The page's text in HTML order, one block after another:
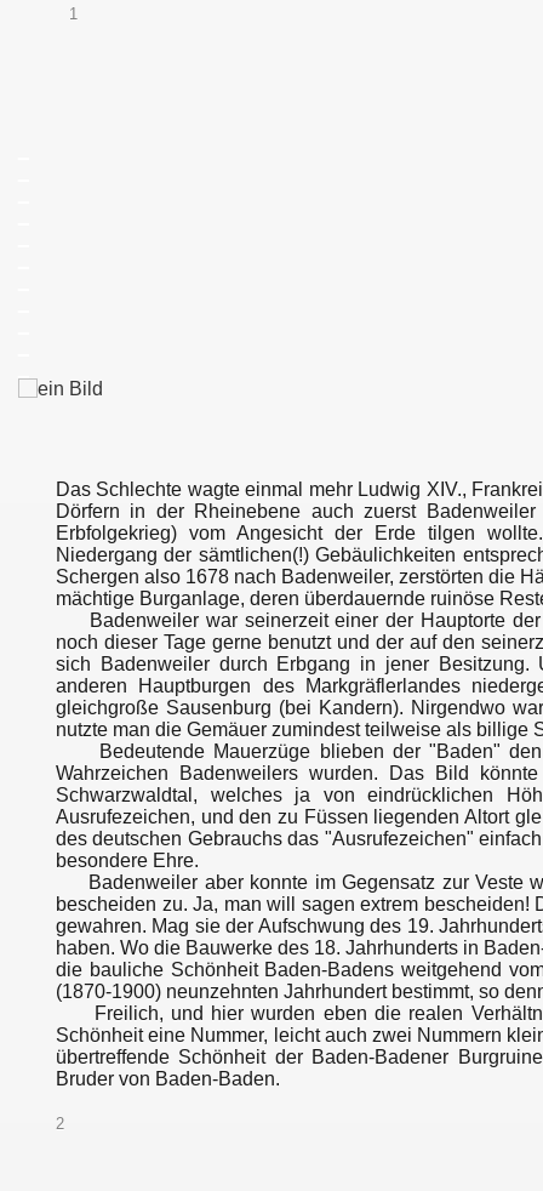
1
Das Schlechte wagte einmal mehr Ludwig XIV.,
Dörfern in der Rheinebene auch zuerst
Erbfolgekrieg) vom Angesicht der Erde tilgen
Niedergang der sämtlichen(!) Gebäulichkeiten
Schergen also 1678 nach Badenweiler, zerstörten die
mächtige Burganlage, deren überdauernde ruinöse
Badenweiler war seinerzeit einer der Hauptorte der
noch dieser Tage gerne benutzt und der auf den
sich Badenweiler durch Erbgang in jener
anderen Hauptburgen des Markgräflerlandes
gleichgroße Sausenburg (bei Kandern). Nirgendwo
nutzte man die Gemäuer zumindest teilweise als billige
Bedeutende Mauerzüge blieben der "Baden"
Wahrzeichen Badenweilers wurden. Das Bild
Schwarzwaldtal, welches ja von eindrücklichen
Ausrufezeichen, und den zu Füssen liegenden Altort
des deutschen Gebrauchs das "Ausrufezeichen"
besondere Ehre.
Badenweiler aber konnte im Gegensatz zur Veste
bescheiden zu. Ja, man will sagen extrem
gewahren. Mag sie der Aufschwung des 19.
haben. Wo die Bauwerke des 18. Jahrhunderts in
die bauliche Schönheit Baden-Badens weitgehend
(1870-1900) neunzehnten Jahrhundert bestimmt, so
Freilich, und hier wurden eben die realen
Schönheit eine Nummer, leicht auch zwei Nummern
übertreffende Schönheit der Baden-Badener
Bruder von Baden-Baden.
2